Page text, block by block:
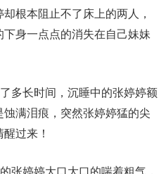
根本阻止不了床上的两人，
身一点点的消失在自己妹妹
长时间，沉睡中的张婷婷额
满泪痕，突然张婷婷猛的尖
过来！
婷婷大口大口的喘着粗气，